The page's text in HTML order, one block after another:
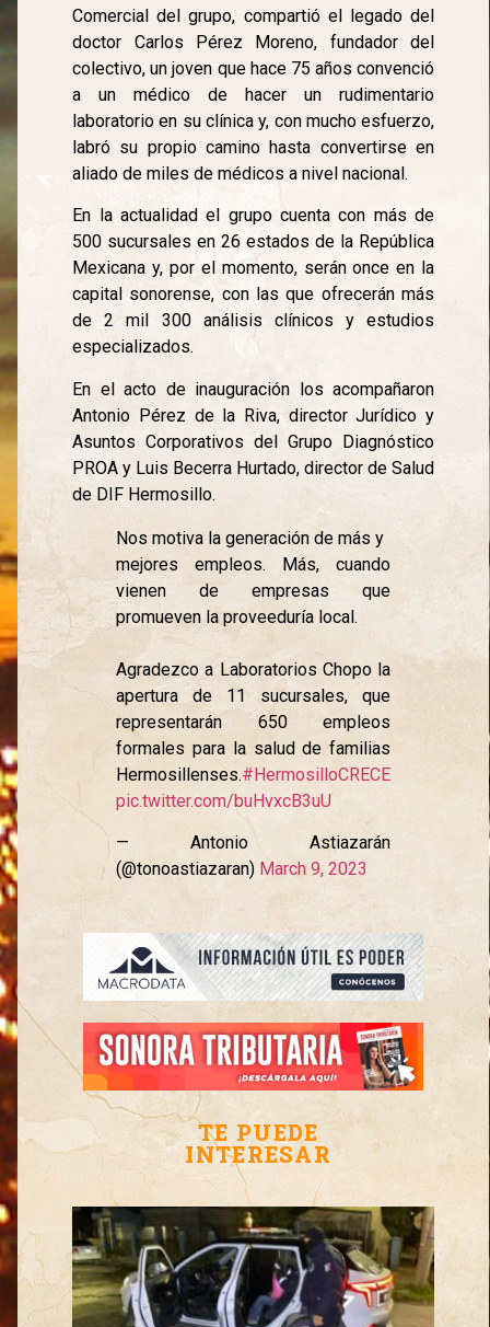
Comercial del grupo, compartió el legado del
doctor Carlos Pérez Moreno, fundador del
colectivo, un joven que hace 75 años convenció
a un médico de hacer un rudimentario
laboratorio en su clínica y, con mucho esfuerzo,
labró su propio camino hasta convertirse en
aliado de miles de médicos a nivel nacional.
En la actualidad el grupo cuenta con más de
500 sucursales en 26 estados de la República
Mexicana y, por el momento, serán once en la
capital sonorense, con las que ofrecerán más
de 2 mil 300 análisis clínicos y estudios
especializados.
En el acto de inauguración los acompañaron
Antonio Pérez de la Riva, director Jurídico y
Asuntos Corporativos del Grupo Diagnóstico
PROA y Luis Becerra Hurtado, director de Salud
de DIF Hermosillo.
Nos motiva la generación de más y
mejores empleos. Más, cuando
vienen de empresas que
promueven la proveeduría local.
Agradezco a Laboratorios Chopo la
apertura de 11 sucursales, que
representarán 650 empleos
formales para la salud de familias
Hermosillenses.#HermosilloCRECE
pic.twitter.com/buHvxcB3uU
— Antonio Astiazarán
(@tonoastiazaran) March 9, 2023
TE PUEDE
INTERESAR